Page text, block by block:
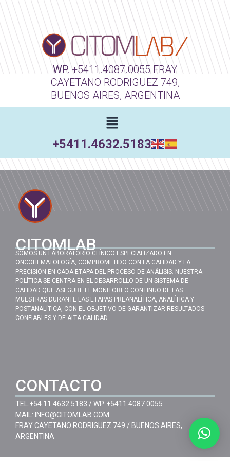
WP. +5411.4087.0055FRAY
CAYETANO RODRIGUEZ 749,
BUENOS AIRES, ARGENTINA
+5411.4632.5183
CITOMLAB
SOMOS UN LABORATORIO CLÍNICO ESPECIALIZADO EN
ONCOHEMATOLOGÍA, COMPROMETIDO CON LA CALIDAD Y LA
PRECISIÓN EN CADA ETAPA DEL PROCESO DE ANÁLISIS. NUESTRA
POLÍTICA SE CENTRA EN EL DESARROLLO DE UN SISTEMA DE
CALIDAD QUE ASEGURE EL MONITOREO CONTINUO DE LAS
MUESTRAS DURANTE LAS ETAPAS PREANALÍTICA, ANALÍTICA Y
POSTANALÍTICA, CON EL OBJETIVO DE GARANTIZAR RESULTADOS
CONFIABLES Y DE ALTA CALIDAD.
CONTACTO
TEL. +54.11.4632.5183 / WP. +5411.4087 0055
MAIL: INFO@CITOMLAB.COM
FRAY CAYETANO RODRIGUEZ 749 / BUENOS AIRES,
ARGENTINA